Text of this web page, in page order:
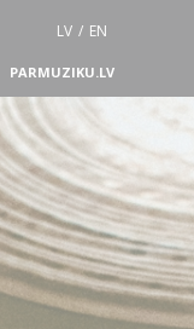
LV / EN
PARMUZIKU.LV